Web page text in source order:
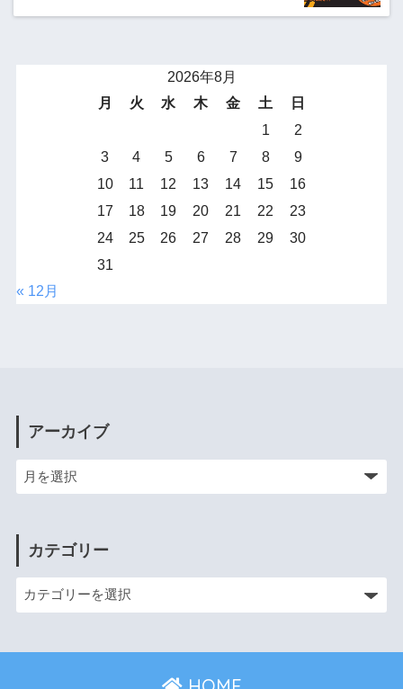
2026年8月
月
火 水 木 金 土
日
1
2
3
4 5 6 7 8
9
10
11 12 13 14 15
16
17
18 19 20 21 22
23
24
25 26 27 28 29
30
31
« 12月
アーカイブ
カテゴリー